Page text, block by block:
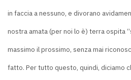
in faccia a nessuno, e divorano
nostra amata (per noi lo è) terra ospita
massimo il prossimo, senza mai
fatto. Per tutto questo, quindi, diciamo